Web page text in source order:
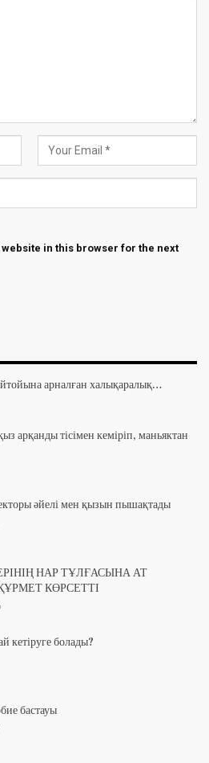
in this browser for the next
арналған халықаралық…
арқанды тісімен кеміріп, маньяктан
әйелі мен қызын пышақтады
НАР ТҰЛҒАСЫНА АТ
КӨРСЕТТІ
кетіруге болады?
бастауы